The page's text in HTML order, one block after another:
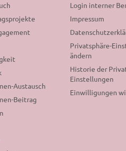
Austausch
Beitrag
Login interner
Impressum
Privatsphäre-
ändern
Historie der
Einstellungen
Einwilligungen